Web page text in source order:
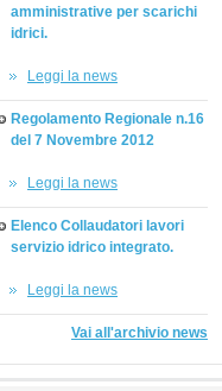
amministrative per scarichi
idrici.
Leggi la news
Regolamento Regionale n.16
del 7 Novembre 2012
Leggi la news
Elenco Collaudatori lavori
servizio idrico integrato.
Leggi la news
Vai all'archivio news